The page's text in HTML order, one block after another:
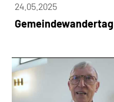
24.05.2025
Gemeindewandertag